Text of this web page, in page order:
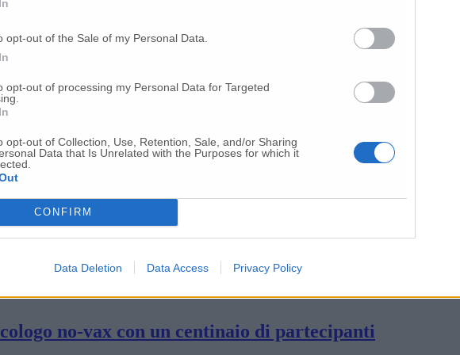
opt-out of the Sale of my Personal Data.
opt-out of processing my Personal Data for Targeted
opt-out of Collection, Use, Retention, Sale, and/or Sharing
Data that Is Unrelated with the Purposes for which it
CONFIRM
Data Deletion Data Access Privacy Policy
richiama Acquaroli
i ricoverati: meno 4
d’Esi
tra Acquaroli e i prefetti: «Cittadini e Comuni
l’arcivescovo revoca l’incarico al parroco
no-vax con un centinaio di partecipanti